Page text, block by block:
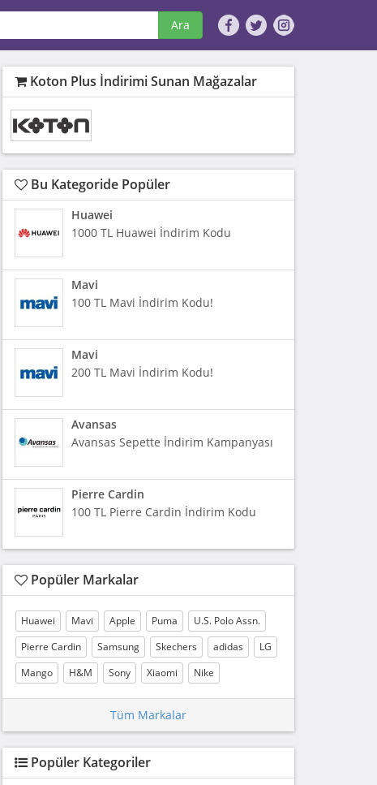
Ara
Koton Plus İndirimi Sunan Mağazalar
Bu Kategoride Popüler
Huawei
1000 TL Huawei İndirim Kodu
Mavi
100 TL Mavi İndirim Kodu!
Mavi
200 TL Mavi İndirim Kodu!
Avansas
Avansas Sepette İndirim Kampanyası
Pierre Cardin
100 TL Pierre Cardin İndirim Kodu
Popüler Markalar
Huawei Mavi Apple Puma
U.S. Polo Assn.
Pierre Cardin
Samsung Skechers adidas
LG
Mango
H&M Sony Xiaomi Nike
Tüm Markalar
Popüler Kategoriler